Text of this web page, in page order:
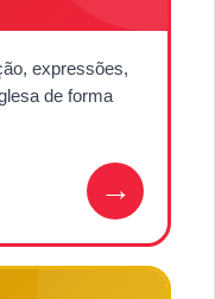
expressões,
de forma
→